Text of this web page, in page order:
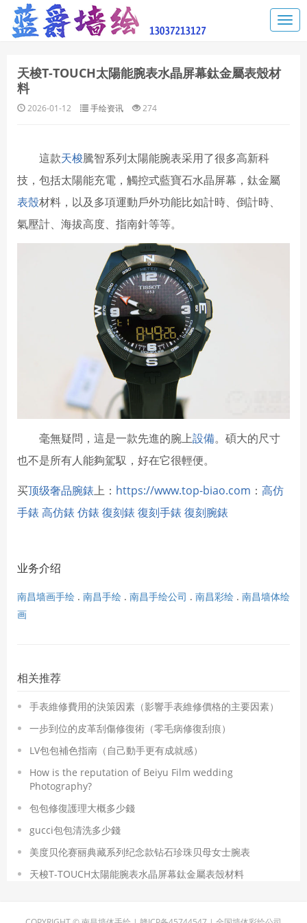
天梭T-TOUCH太陽能腕表水晶屏幕鈦金屬表殼材
料
2026-01-12 手绘资讯 274
這款天梭騰智系列太陽能腕表采用了很多高新科
技，包括太陽能充電，觸控式藍寶石水晶屏幕，鈦金屬
表殼材料，以及多項運動戶外功能比如計時、倒計時、
氣壓計、海拔高度、指南針等等。
毫無疑問，這是一款先進的腕上設備。碩大的尺寸
也不是所有人能夠駕馭，好在它很輕便。
买顶级奢品腕錶上： https://www.top-biao.com ： 高仿
手錶 高仿錶 仿錶 復刻錶 復刻手錶 復刻腕錶
业务介绍
南昌墙画手绘 . 南昌手绘 . 南昌手绘公司 . 南昌彩绘 . 南昌墙体绘
画
相关推荐
手表維修費用的決策因素（影響手表維修價格的主要因素）
​一步到位的皮革刮傷修復術（零毛病修復刮痕）
​LV包包補色指南（自己動手更有成就感）
How is the reputation of Beiyu Film wedding
Photography?
​包包修復護理大概多少錢
​gucci包包清洗多少錢
美度贝伦赛丽典藏系列纪念款钻石珍珠贝母女士腕表
天梭T-TOUCH太陽能腕表水晶屏幕鈦金屬表殼材料